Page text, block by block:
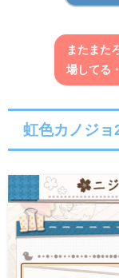
またまた
場してる
虹色カノジョ